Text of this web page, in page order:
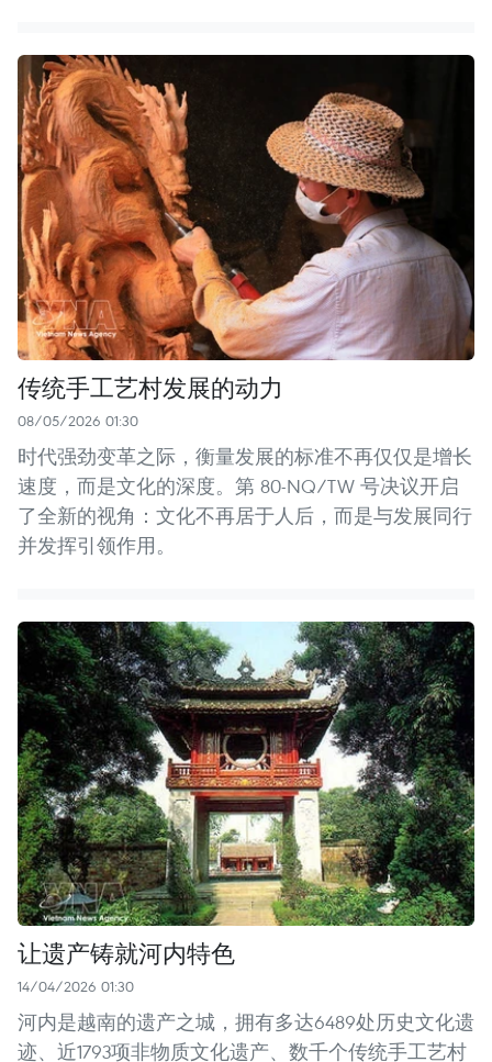
传统手工艺村发展的动力
08/05/2026 01:30
时代强劲变革之际，衡量发展的标准不再仅仅是增长
速度，而是文化的深度。第 80-NQ/TW 号决议开启
了全新的视角：文化不再居于人后，而是与发展同行
并发挥引领作用。
让遗产铸就河内特色
14/04/2026 01:30
河内是越南的遗产之城，拥有多达6489处历史文化遗
迹、近1793项非物质文化遗产、数千个传统手工艺村